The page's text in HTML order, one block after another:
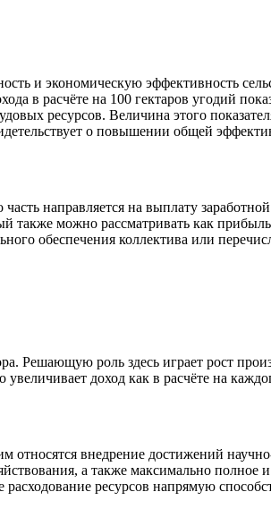
и экономическую эффективность
в расчёте на 100 гектаров угодий
ресурсов. Величина этого
о повышении общей
направляется на выплату
можно рассматривать как
обеспечения коллектива или
Решающую роль здесь играет рост
доход как в расчёте на
внедрение достижений
а также максимально
ресурсов напрямую